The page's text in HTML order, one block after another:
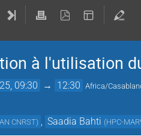
à l'utilisation
09:30 → 12:30 Africa/
CNRST) Saadia Bahti (HPC-